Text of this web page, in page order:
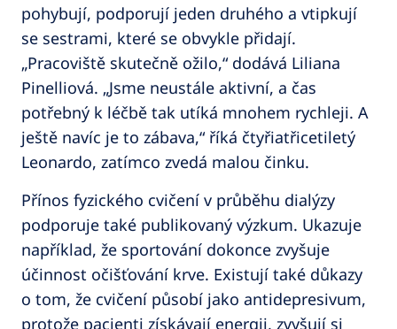
pohybují, podporují jeden druhého a vtipkují
se sestrami, které se obvykle přidají.
„Pracoviště skutečně ožilo,“ dodává Liliana
Pinelliová. „Jsme neustále aktivní, a čas
potřebný k léčbě tak utíká mnohem rychleji. A
ještě navíc je to zábava,“ říká čtyřiatřicetiletý
Leonardo, zatímco zvedá malou činku.
Přínos fyzického cvičení v průběhu dialýzy
podporuje také publikovaný výzkum. Ukazuje
například, že sportování dokonce zvyšuje
účinnost očišťování krve. Existují také důkazy
o tom, že cvičení působí jako antidepresivum,
protože pacienti získávají energii, zvyšují si